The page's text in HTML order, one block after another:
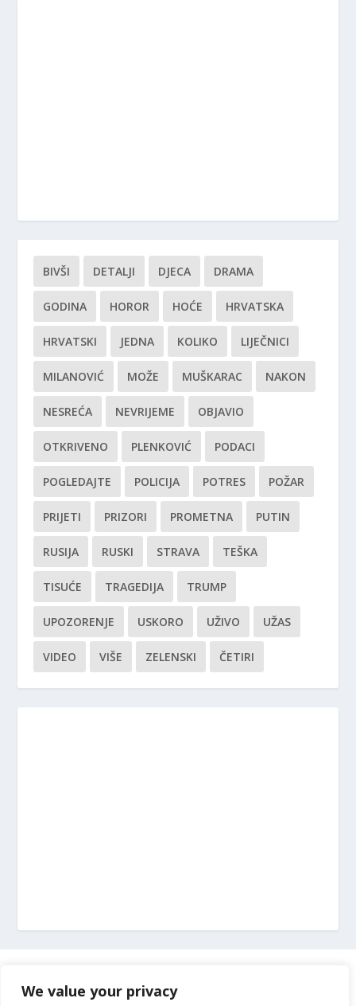
We value your privacy
BIVŠI DETALJI DJECA DRAMA
GODINA HOROR HOĆE HRVATSKA
HRVATSKI JEDNA KOLIKO LIJEČNICI
MILANOVIĆ MOŽE MUŠKARAC NAKON
NESREĆA NEVRIJEME OBJAVIO
OTKRIVENO PLENKOVIĆ PODACI
POGLEDAJTE POLICIJA POTRES POŽAR
PRIJETI PRIZORI PROMETNA PUTIN
RUSIJA RUSKI STRAVA TEŠKA
TISUĆE TRAGEDIJA TRUMP
UPOZORENJE USKORO UŽIVO UŽAS
VIDEO VIŠE ZELENSKI ČETIRI